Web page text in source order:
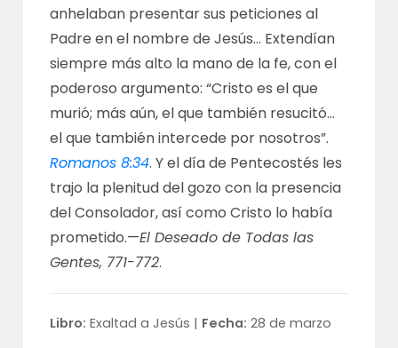
anhelaban presentar sus peticiones al
Padre en el nombre de Jesús… Extendían
siempre más alto la mano de la fe, con el
poderoso argumento: “Cristo es el que
murió; más aún, el que también resucitó…
el que también intercede por nosotros”.
Romanos 8:34. Y el día de Pentecostés les
trajo la plenitud del gozo con la presencia
del Consolador, así como Cristo lo había
prometido.—El Deseado de Todas las
Gentes, 771-772.
Libro: Exaltad a Jesús | Fecha: 28 de marzo